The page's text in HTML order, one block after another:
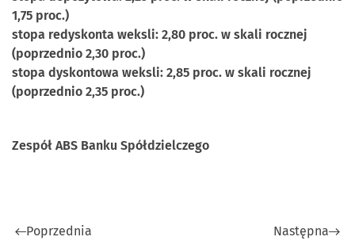
1,75 proc.)
stopa redyskonta weksli: 2,80 proc. w skali rocznej
(poprzednio 2,30 proc.)
stopa dyskontowa weksli: 2,85 proc. w skali rocznej
(poprzednio 2,35 proc.)
Zespół ABS Banku Spółdzielczego
Poprzednia Następna